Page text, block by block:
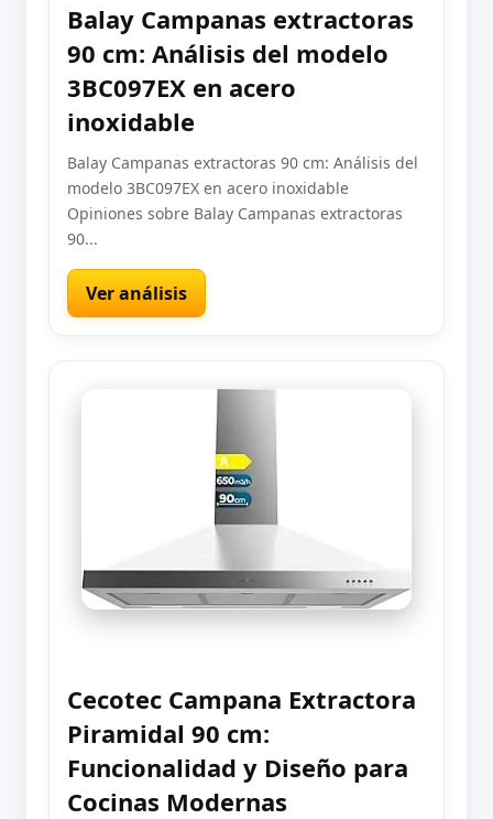
Balay Campanas extractoras
90 cm: Análisis del modelo
3BC097EX en acero
inoxidable
Balay Campanas extractoras 90 cm: Análisis del
modelo 3BC097EX en acero inoxidable
Opiniones sobre Balay Campanas extractoras
90...
Ver análisis
Cecotec Campana Extractora
Piramidal 90 cm:
Funcionalidad y Diseño para
Cocinas Modernas